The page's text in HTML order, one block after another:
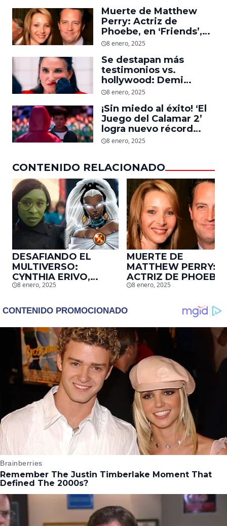
Muerte de Matthew
Perry: Actriz de
Phoebe, en ‘Friends’,
descubre un emotivo
dejó
8 enero, 2025
Se destapan más
testimonios vs.
hollywood: Demi
Moore, protagonista de
daño que le hizo la
industria a su cuerpo
8 enero, 2025
¡Sin miedo al éxito! ‘El
Juego del Calamar 2’
logra nuevo récord
mundial en tan solo 11
8 enero, 2025
CONTENIDO RELACIONADO
DESAFIANDO EL
MULTIVERSO:
CYNTHIA ERIVO,
PROTAGONISTA DE
SER STORM EN EL
8 enero, 2025
MUERTE DE
MATTHEW PERRY:
ACTRIZ DE PHOEBE,
EN ‘FRIENDS’,
EMOTIVO MENSAJE
QUE EL ACTOR LE
DEJÓ
8 enero, 2025